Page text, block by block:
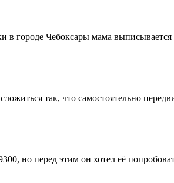
в городе Чебоксары мама
так, что самостоятельно
но перед этим он хотел её